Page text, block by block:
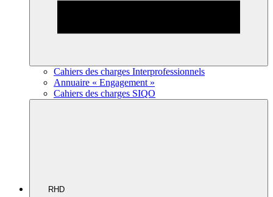
Cahiers des charges Interprofessionnels
Annuaire « Engagement »
Cahiers des charges SIQO
RHD